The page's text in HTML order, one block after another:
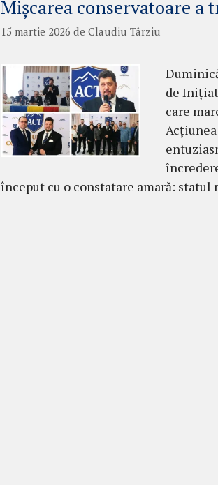
Mișcarea conservatoare a
15 martie 2026 de Claudiu Târziu
de
care
început cu o constatare amară: statul